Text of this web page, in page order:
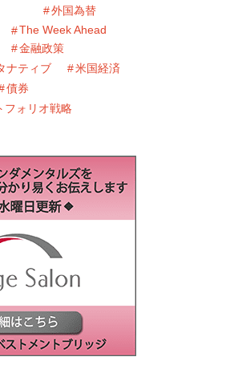
外国為替
The Week Ahead
金融政策
ナティブ
米国経済
債券
フォリオ戦略